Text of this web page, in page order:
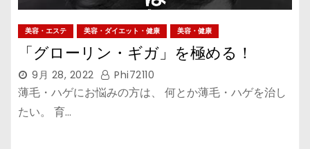
美容・エステ 美容・ダイエット・健康 美容・健康
「グローリン・ギガ」を極める！
9月 28, 2022 Phi72110
薄毛・ハゲにお悩みの方は、 何とか薄毛・ハゲを治し
たい。 育…